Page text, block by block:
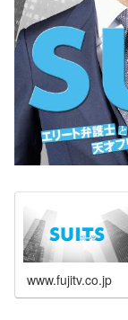
www.fujitv.co.jp